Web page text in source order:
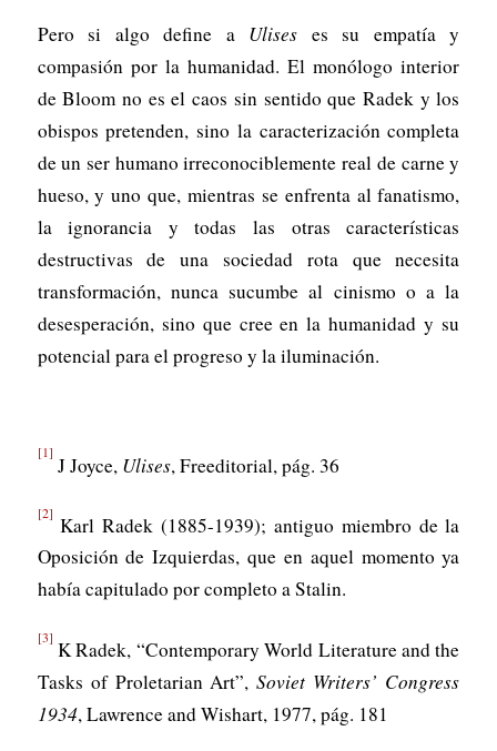
Pero si algo define a Ulises es su empatía y
compasión por la humanidad. El monólogo interior
de Bloom no es el caos sin sentido que Radek y los
obispos pretenden, sino la caracterización completa
de un ser humano irreconociblemente real de carne y
hueso, y uno que, mientras se enfrenta al fanatismo,
la ignorancia y todas las otras características
destructivas de una sociedad rota que necesita
transformación, nunca sucumbe al cinismo o a la
desesperación, sino que cree en la humanidad y su
potencial para el progreso y la iluminación.
[1] J Joyce, Ulises, Freeditorial, pág. 36
[2] Karl Radek (1885-1939); antiguo miembro de la
Oposición de Izquierdas, que en aquel momento ya
había capitulado por completo a Stalin.
[3] K Radek, “Contemporary World Literature and the
Tasks of Proletarian Art”,Soviet Writers’ Congress
1934, Lawrence and Wishart, 1977, pág. 181